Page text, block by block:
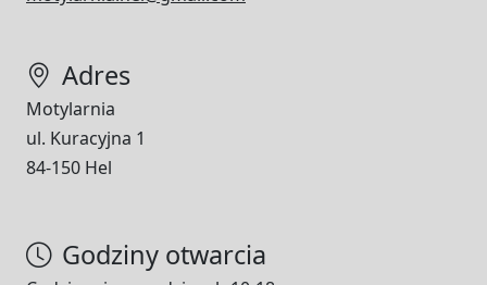
Adres
Motylarnia
ul. Kuracyjna 1
84-150 Hel
Godziny otwarcia